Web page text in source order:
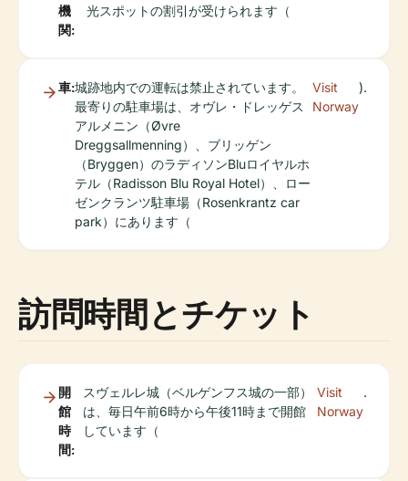
機
関:
光スポットの割引が受けられます（
車:城跡地内での運転は禁止されています。
最寄りの駐車場は、オヴレ・ドレッゲス
アルメニン（Øvre
Dreggsallmenning）、ブリッゲン
（Bryggen）のラディソンBluロイヤルホ
テル（Radisson Blu Royal Hotel）、ロー
ゼンクランツ駐車場（Rosenkrantz car
park）にあります（
Visit
Norway
).
訪問時間とチケット
開
館
時
間:
スヴェルレ城（ベルゲンフス城の一部）
は、毎日午前6時から午後11時まで開館
しています（
Visit
Norway
.